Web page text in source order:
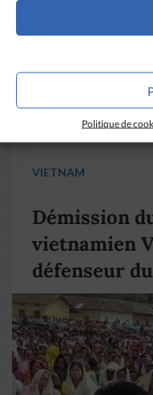
Politique de
VIETNAM
Démission
vietnamien
défenseur
pape